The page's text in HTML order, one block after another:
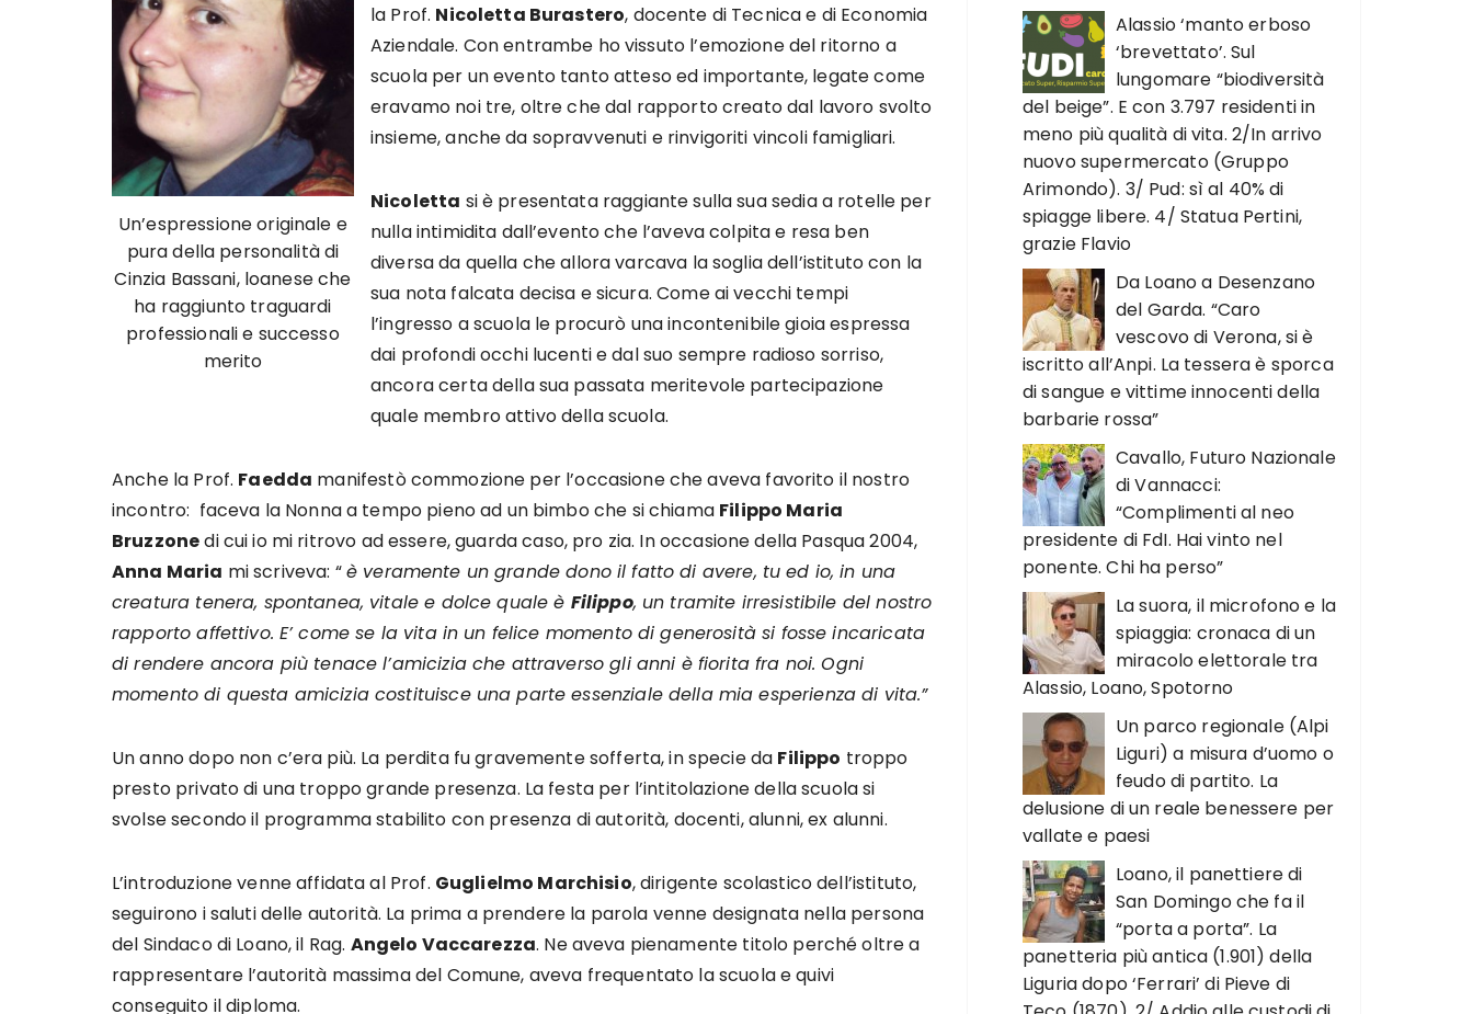
Un’espressione originale e
pura della personalità di
Cinzia Bassani, loanese che
ha raggiunto traguardi
professionali e successo
merito
la Prof. Nicoletta Burastero, docente di Tecnica e di Economia
Aziendale. Con entrambe ho vissuto l’emozione del ritorno a
scuola per un evento tanto atteso ed importante, legate come
eravamo noi tre, oltre che dal rapporto creato dal lavoro svolto
insieme, anche da sopravvenuti e rinvigoriti vincoli famigliari.
Nicoletta si è presentata raggiante sulla sua sedia a rotelle per
nulla intimidita dall’evento che l’aveva colpita e resa ben
diversa da quella che allora varcava la soglia dell’istituto con la
sua nota falcata decisa e sicura. Come ai vecchi tempi
l’ingresso a scuola le procurò una incontenibile gioia espressa
dai profondi occhi lucenti e dal suo sempre radioso sorriso,
ancora certa della sua passata meritevole partecipazione
quale membro attivo della scuola.
Anche la Prof. Faedda manifestò commozione per l’occasione che aveva favorito il nostro
incontro: faceva la Nonna a tempo pieno ad un bimbo che si chiama Filippo Maria
Bruzzonedi cui io mi ritrovo ad essere, guarda caso, pro zia. In occasione della Pasqua 2004,
Anna Maria mi scriveva: “è veramente un grande dono il fatto di avere, tu ed io, in una
creatura tenera, spontanea, vitale e dolce quale è Filippo, un tramite irresistibile del nostro
rapporto affettivo. E’ come se la vita in un felice momento di generosità si fosse incaricata
di rendere ancora più tenace l’amicizia che attraverso gli anni è fiorita fra noi. Ogni
momento di questa amicizia costituisce una parte essenziale della mia esperienza di vita.”
Un anno dopo non c’era più. La perdita fu gravemente sofferta, in specie da Filippo troppo
presto privato di una troppo grande presenza. La festa per l’intitolazione della scuola si
svolse secondo il programma stabilito con presenza di autorità, docenti, alunni, ex alunni.
L’introduzione venne affidata al Prof. Guglielmo Marchisio, dirigente scolastico dell’istituto,
seguirono i saluti delle autorità. La prima a prendere la parola venne designata nella persona
del Sindaco di Loano, il Rag. Angelo Vaccarezza. Ne aveva pienamente titolo perché oltre a
rappresentare l’autorità massima del Comune, aveva frequentato la scuola e quivi
conseguito il diploma.
Alassio ‘manto erboso
‘brevettato’. Sul
lungomare “biodiversità
del beige”. E con 3.797 residenti in
meno più qualità di vita. 2/In arrivo
nuovo supermercato (Gruppo
Arimondo). 3/ Pud: sì al 40% di
spiagge libere. 4/ Statua Pertini,
grazie Flavio
Da Loano a Desenzano
del Garda. “Caro
vescovo di Verona, si è
iscritto all’Anpi. La tessera è sporca
di sangue e vittime innocenti della
barbarie rossa”
Cavallo, Futuro Nazionale
di Vannacci:
“Complimenti al neo
presidente di FdI. Hai vinto nel
ponente. Chi ha perso”
La suora, il microfono e la
spiaggia: cronaca di un
miracolo elettorale tra
Alassio, Loano, Spotorno
Un parco regionale (Alpi
Liguri) a misura d’uomo o
feudo di partito. La
delusione di un reale benessere per
vallate e paesi
Loano, il panettiere di
San Domingo che fa il
“porta a porta”. La
panetteria più antica (1.901) della
Liguria dopo ‘Ferrari’ di Pieve di